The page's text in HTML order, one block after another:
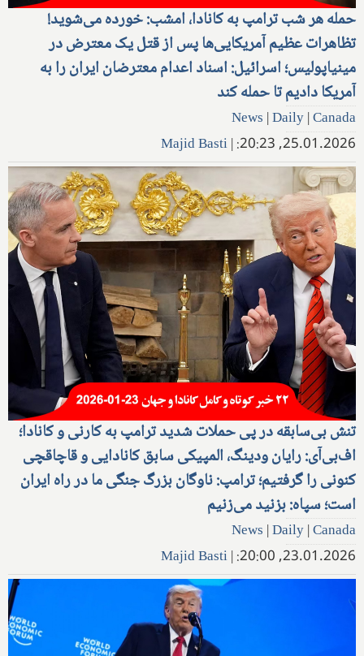
حمله هر شب ترامپ به کانادا، امشب: خورده می‌شوید!
تظاهرات عظیم آمریکایی‌ها پس از قتل یک معترض در
مینیاپولیس؛ اسرائیل: اسناد اعدام معترضان ایران را به
آمریکا دادیم تا حمله کند
News |Daily|Canada
25.01.2026, 20:23:
|
Majid Basti
تنش بی‌سابقه در پی حملات شدید ترامپ به کارنی و کانادا؛
اف‌بی‌آی: رایان ودینگ، المپیکی سابق کانادایی و قاچاقچی
کنونی را گرفتیم؛ ترامپ: ناوگان بزرگ جنگی ما در راه ایران
است؛ سپاه: بزنید می‌زنیم
News |Daily|Canada
23.01.2026, 20:00:
|
Majid Basti